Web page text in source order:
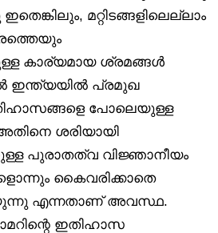
മറ്റിടങ്ങളിലെല്ലാം
കാര്യമായ ശ്രമങ്ങൾ
ഇന്ത്യയിൽ പ്രമുഖ
പോലെയുള്ള
ശരിയായി
പുരാതത്വ വിജ്ഞാനീയം
കൈവരിക്കാതെ
എന്നതാണ് അവസ്ഥ.
ഇതിഹാസ